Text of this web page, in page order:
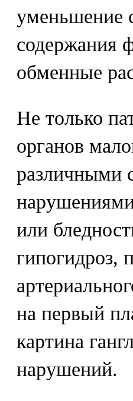
уменьшение
содержания
обменные
Не только
органов
различными
или
гипогидроз,
на первый
картина
нарушений.